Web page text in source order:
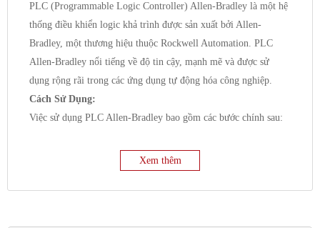
PLC (Programmable Logic Controller) Allen-Bradley là một hệ
thống điều khiển logic khả trình được sản xuất bởi Allen-
Bradley, một thương hiệu thuộc Rockwell Automation. PLC
Allen-Bradley nổi tiếng về độ tin cậy, mạnh mẽ và được sử
dụng rộng rãi trong các ứng dụng tự động hóa công nghiệp.
Cách Sử Dụng:
Việc sử dụng PLC Allen-Bradley bao gồm các bước chính sau:
(số lượng đầu vào/đầu ra, loại tín hiệu, yêu cầu về hiệu
suất và truyền thông), người dùng sẽ lựa chọn dòng PLC
(ví dụ: MicroLogix, CompactLogix, ControlLogix), các
Xem thêm